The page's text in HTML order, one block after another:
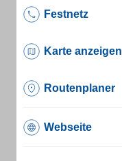
Festnetz
Karte anzeigen
Routenplaner
Webseite